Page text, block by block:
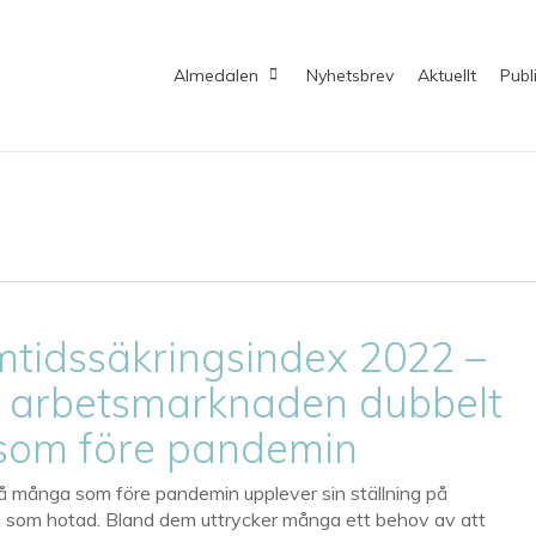
Almedalen Nyhetsbrev Aktuellt
2022 –
dubbelt
före pandemin
många som före pandemin upplever sin ställning på
som hotad. Bland dem uttrycker många ett behov av att